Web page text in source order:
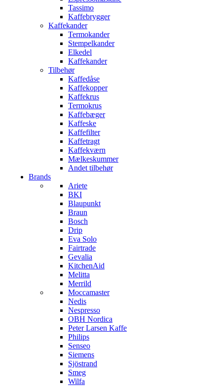
Tassimo
Kaffebrygger
Kaffekander
Termokander
Stempelkander
Elkedel
Kaffekander
Tilbehør
Kaffedåse
Kaffekopper
Kaffekrus
Termokrus
Kaffebæger
Kaffeske
Kaffefilter
Kaffetragt
Kaffekværn
Mælkeskummer
Andet tilbehør
Brands
Ariete
BKI
Blaupunkt
Braun
Bosch
Drip
Eva Solo
Fairtrade
Gevalia
KitchenAid
Melitta
Merrild
Moccamaster
Nedis
Nespresso
OBH Nordica
Peter Larsen Kaffe
Philips
Senseo
Siemens
Sjöstrand
Smeg
Wilfa